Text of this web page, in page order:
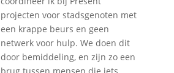
projecten voor stadsgenoten met
een krappe beurs en geen
netwerk voor hulp. We doen dit
door bemiddeling, en zijn zo een